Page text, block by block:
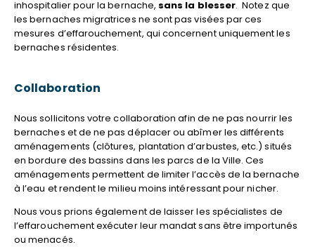
inhospitalier pour la bernache, sans la blesser. Notez que
les bernaches migratrices ne sont pas visées par ces
mesures d’effarouchement, qui concernent uniquement les
bernaches résidentes.
Collaboration
Nous sollicitons votre collaboration afin de ne pas nourrir les
bernaches et de ne pas déplacer ou abîmer les différents
aménagements (clôtures, plantation d’arbustes, etc.) situés
en bordure des bassins dans les parcs de la Ville. Ces
aménagements permettent de limiter l’accès de la bernache
à l’eau et rendent le milieu moins intéressant pour nicher.
Nous vous prions également de laisser les spécialistes de
l’effarouchement exécuter leur mandat sans être importunés
ou menacés.